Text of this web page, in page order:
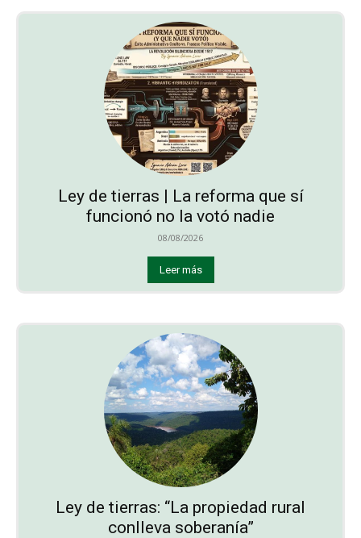
Ley de tierras | La reforma que sí
funcionó no la votó nadie
08/08/2026
Leer más
Ley de tierras: “La propiedad rural
conlleva soberanía”